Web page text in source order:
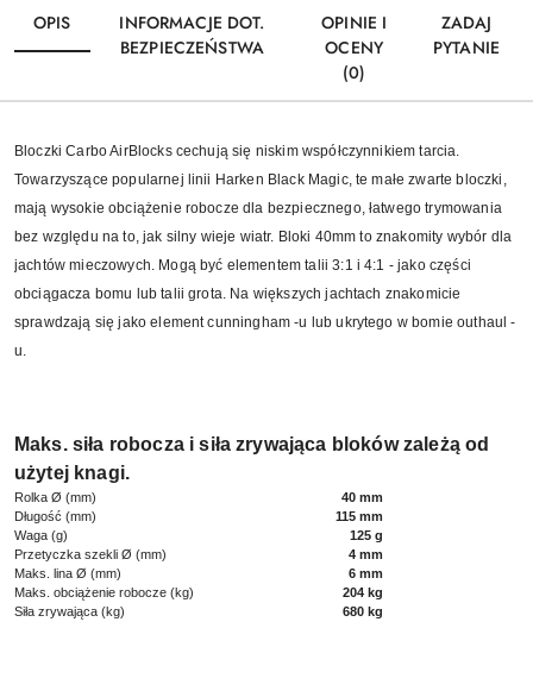
OPIS
INFORMACJE DOT.
BEZPIECZEŃSTWA
OPINIE I
OCENY
(0)
ZADAJ
PYTANIE
Bloczki Carbo AirBlocks cechują się niskim współczynnikiem tarcia.
Towarzyszące popularnej linii Harken Black Magic, te małe zwarte bloczki,
mają wysokie obciążenie robocze dla bezpiecznego, łatwego trymowania
bez względu na to, jak silny wieje wiatr. Bloki 40mm to znakomity wybór dla
jachtów mieczowych. Mogą być elementem talii 3:1 i 4:1 - jako części
obciągacza bomu lub talii grota. Na większych jachtach znakomicie
sprawdzają się jako element cunningham -u lub ukrytego w bomie outhaul -
u.
Maks. siła robocza i siła zrywająca bloków zależą od
użytej knagi.
Rolka Ø (mm)
40 mm
Długość (mm)
115 mm
Waga (g)
125 g
Przetyczka szekli Ø (mm)
4 mm
Maks. lina Ø (mm)
6 mm
Maks. obciążenie robocze (kg)
204 kg
Siła zrywająca (kg)
680 kg